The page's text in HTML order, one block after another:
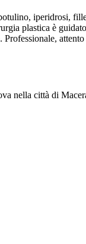
iperidrosi,
plastica è
nella città di